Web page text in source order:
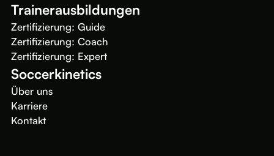
Trainerausbildungen
Zertifizierung: Guide
Zertifizierung: Coach
Zertifizierung: Expert
Soccerkinetics
Über uns
Karriere
Kontakt